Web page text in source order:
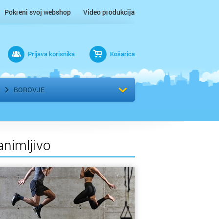
Pokreni svoj webshop Video produkcija
Prijava korisnika Košarica
BOROVJE